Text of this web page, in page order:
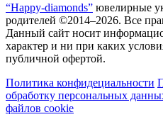
“Happy-diamonds” ювелирные
родителей ©2014–2026. Все
Данный сайт носит
характер и ни при каких
публичной офертой.
Политика конфидециальности
обработку персональных
файлов cookie